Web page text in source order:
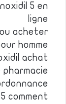
5 en
ligne
acheter
homme
achat
pharmacie
comment